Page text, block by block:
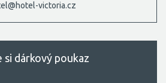
victoria.cz
si dárkový poukaz